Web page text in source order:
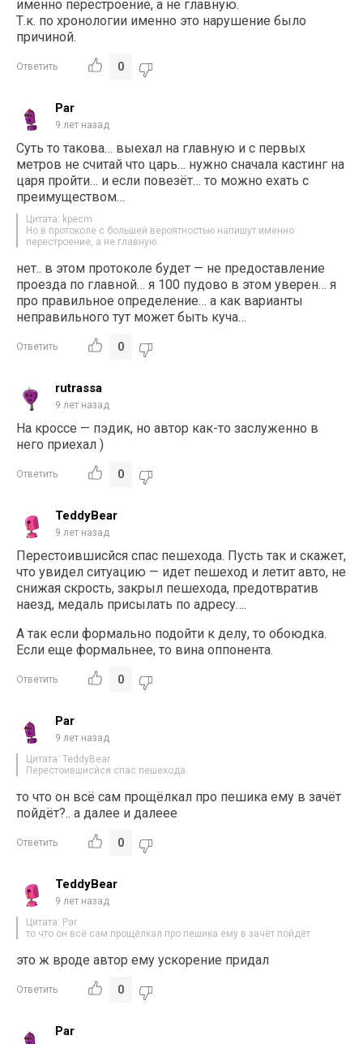
именно перестроение, а не главную.
Т.к. по хронологии именно это нарушение было
причиной.
Ответить 0
Par
9 лет назад
Суть то такова… выехал на главную и с первых
метров не считай что царь… нужно сначала кастинг на
царя пройти… и если повезёт… то можно ехать с
преимуществом…
Цитата: kpecm
Но в протоколе с большей вероятностью напишут именно
перестроение, а не главную.
нет.. в этом протоколе будет — не предоставление
проезда по главной… я 100 пудово в этом уверен… я
про правильное определение… а как варианты
неправильного тут может быть куча…
Ответить 0
rutrassa
9 лет назад
На кроссе — пэдик, но автор как-то заслуженно в
него приехал )
Ответить 0
TeddyBear
9 лет назад
Перестоившисйся спас пешехода. Пусть так и скажет,
что увидел ситуацию — идет пешеход и летит авто, не
снижая скрость, закрыл пешехода, предотвратив
наезд, медаль присылать по адресу….
А так если формально подойти к делу, то обоюдка.
Если еще формальнее, то вина оппонента.
Ответить 0
Par
9 лет назад
Цитата: TeddyBear
Перестоившисйся спас пешехода.
то что он всё сам прощёлкал про пешика ему в зачёт
пойдёт?.. а далее и далеее
Ответить 0
TeddyBear
9 лет назад
Цитата: Par
то что он всё сам прощёлкал про пешика ему в зачёт пойдёт
это ж вроде автор ему ускорение придал
Ответить 0
Par